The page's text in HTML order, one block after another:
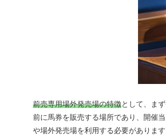
前売専用場外発売場の特徴として、ま
前に馬券を販売する場所であり、開催
や場外発売場を利用する必要があります